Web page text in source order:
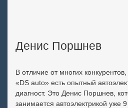
Денис Поршнев
В отличие от многих
«DS auto» есть опытный
диагност. Это Денис Поршнев,
занимается автоэлектрикой уже 9